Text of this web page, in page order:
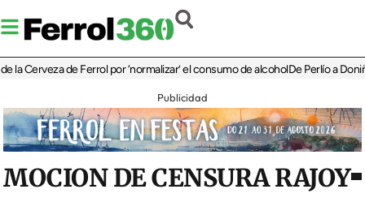
de Ferrol por ‘normalizar’ el consumo de alcoholDe Perlío a Doniños:
Publicidad
MOCION DE CENSURA RAJOY